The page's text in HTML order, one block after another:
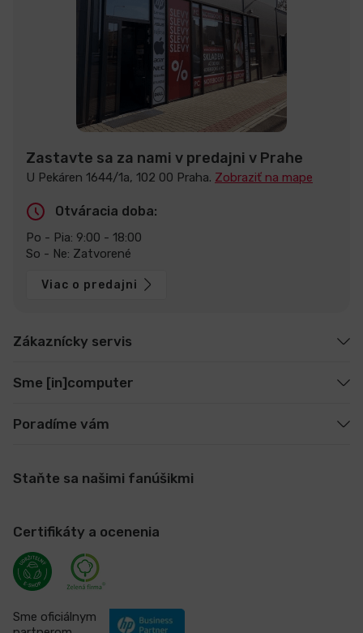
Zastavte sa za nami v predajni v Prahe
U Pekáren 1644/1a, 102 00 Praha. Zobraziť na mape
Otváracia doba:
Po - Pia: 9:00 - 18:00
So - Ne: Zatvorené
Viac o predajni
Zákaznícky servis
Sme [in]computer
Poradíme vám
Staňte sa našimi fanúšikmi
Certifikáty a ocenenia
Sme oficiálnym